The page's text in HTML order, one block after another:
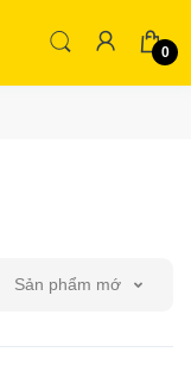
0
Sản phẩm mới nhất